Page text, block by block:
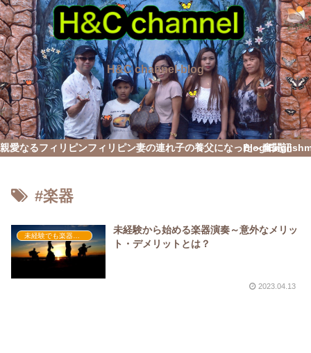
H&C channel-blog
親愛なるフィリピンフィリピン妻の連れ子の養父になった～奮闘記
Blog
#楽器
未経験から始める楽器演奏～意外なメリッ
ト・デメリットとは？
2023.04.13